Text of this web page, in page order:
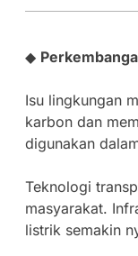
◆
Isu lingkungan
karbon dan
digunakan
Teknologi
masyarakat.
listrik semakin